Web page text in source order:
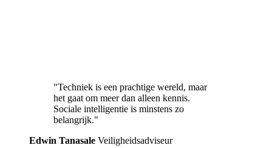
"Techniek is een prachtige wereld, maar
het gaat om meer dan alleen kennis.
Sociale intelligentie is minstens zo
belangrijk."
Edwin Tanasale Veiligheidsadviseur